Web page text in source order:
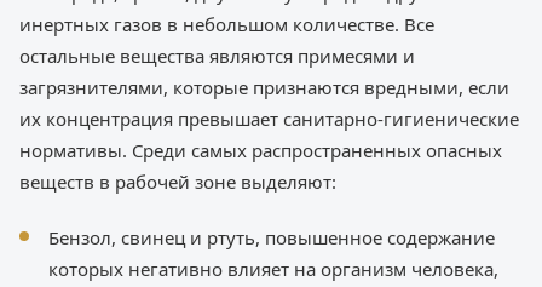
инертных газов в небольшом количестве. Все
остальные вещества являются примесями и
загрязнителями, которые признаются вредными, если
их концентрация превышает санитарно-гигиенические
нормативы. Среди самых распространенных опасных
веществ в рабочей зоне выделяют:
Бензол, свинец и ртуть, повышенное содержание
которых негативно влияет на организм человека,